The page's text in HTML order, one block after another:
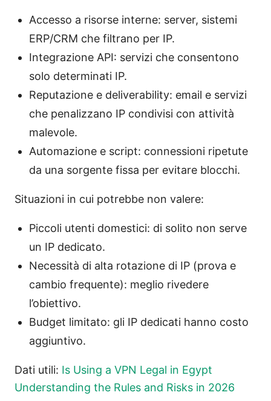
Accesso a risorse interne: server, sistemi
ERP/CRM che filtrano per IP.
Integrazione API: servizi che consentono
solo determinati IP.
Reputazione e deliverability: email e servizi
che penalizzano IP condivisi con attività
malevole.
Automazione e script: connessioni ripetute
da una sorgente fissa per evitare blocchi.
Situazioni in cui potrebbe non valere:
Piccoli utenti domestici: di solito non serve
un IP dedicato.
Necessità di alta rotazione di IP (prova e
cambio frequente): meglio rivedere
l’obiettivo.
Budget limitato: gli IP dedicati hanno costo
aggiuntivo.
Dati utili: Is Using a VPN Legal in Egypt
Understanding the Rules and Risks in 2026